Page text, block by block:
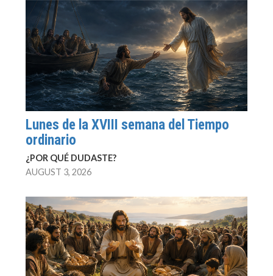
Lunes de la XVIII semana del Tiempo
ordinario
¿POR QUÉ DUDASTE?
AUGUST 3, 2026